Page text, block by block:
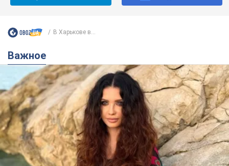
В Харькове в...
Важное